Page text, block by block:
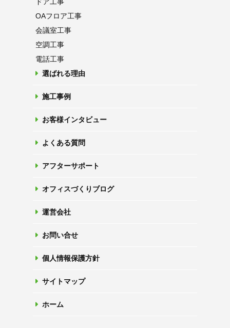
OAフロア工事
会議室工事
空調工事
電話工事
選ばれる理由
施工事例
お客様インタビュー
よくある質問
アフターサポート
オフィスづくりブログ
運営会社
お問い合せ
個人情報保護方針
サイトマップ
ホーム